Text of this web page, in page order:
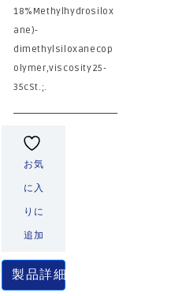
18%Methylhydrosilox
ane)-
dimethylsiloxanecop
olymer,viscosity25-
35cSt.;.
お気
に入
りに
追加
製品詳細